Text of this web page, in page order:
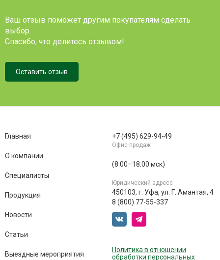
Ваш отзыв поможет другим покупателям сделать
выбор.
Спасибо, что делитесь отзывом!
Оставить отзыв
Главная
О компании
Специалисты
Продукция
Новости
Статьи
Выездные мероприятия
+7 (495) 629-94-49
Офис продаж
(8:00–18:00 мск)
Юридический адресс
450103, г. Уфа, ул. Г. Амантая, 4
8 (800) 77-55-337
Политика в отношении
обработки персональных